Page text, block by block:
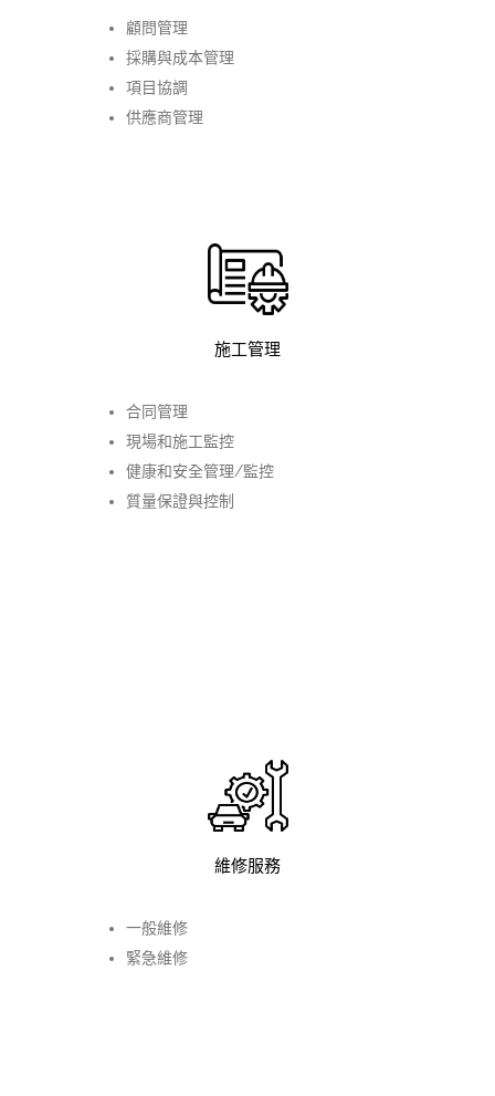
顧問管理
採購與成本管理
項目協調
供應商管理
施工管理
合同管理
現場和施工監控
健康和安全管理/監控
質量保證與控制
維修服務
一般維修
緊急維修